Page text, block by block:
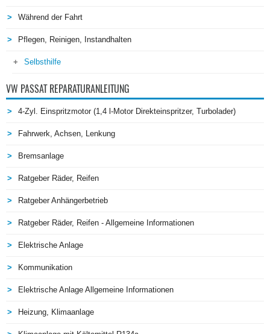
Während der Fahrt
Pflegen, Reinigen, Instandhalten
Selbsthilfe
VW PASSAT REPARATURANLEITUNG
4-Zyl. Einspritzmotor (1,4 l-Motor Direkteinspritzer, Turbolader)
Fahrwerk, Achsen, Lenkung
Bremsanlage
Ratgeber Räder, Reifen
Ratgeber Anhängerbetrieb
Ratgeber Räder, Reifen - Allgemeine Informationen
Elektrische Anlage
Kommunikation
Elektrische Anlage Allgemeine Informationen
Heizung, Klimaanlage